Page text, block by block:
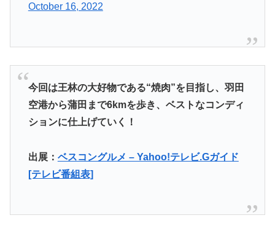
October 16, 2022
今回は王林の大好物である“焼肉”を目指し、羽田
空港から蒲田まで6kmを歩き、ベストなコンディ
ションに仕上げていく！
出展： ベスコングルメ – Yahoo!テレビ.Gガイド
[テレビ番組表]